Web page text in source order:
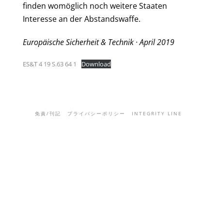
finden womöglich noch weitere Staaten
Interesse an der Abstandswaffe.
Europäische Sicherheit & Technik · April 2019
ES&T 4 19 S.63 64 1 Download
免責/刊記 プライバシーポリシー INTEGRITY LINE